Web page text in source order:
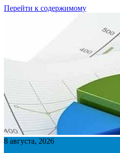
Перейти к содержимому
8 августа, 2026